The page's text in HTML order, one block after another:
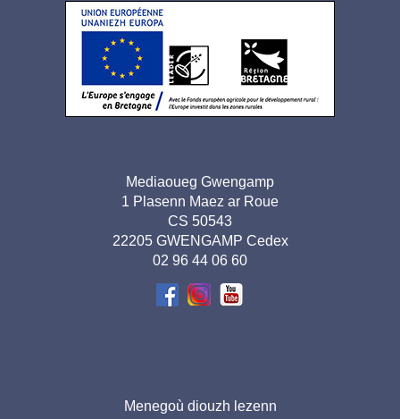
de
page
Mediaoueg Gwengamp
1 Plasenn Maez ar Roue
CS 50543
22205 GWENGAMP Cedex
02 96 44 06 60
Menegoù diouzh lezenn